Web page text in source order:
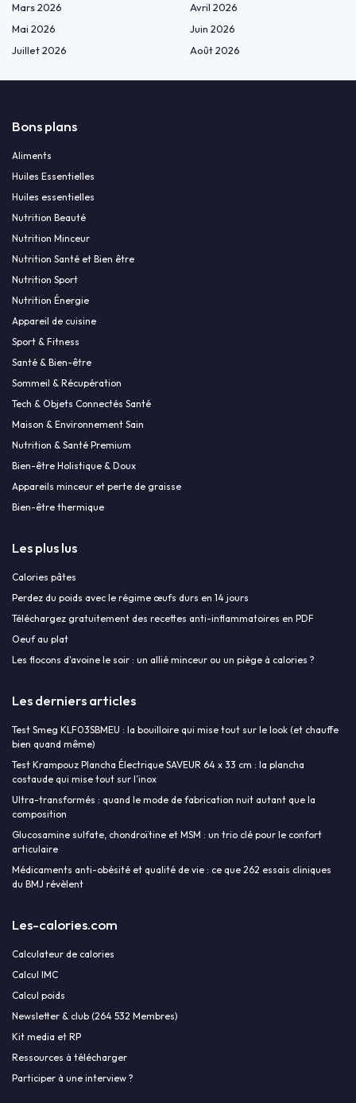
Mars 2026
Avril 2026
Mai 2026
Juin 2026
Juillet 2026
Août 2026
Bons plans
Aliments
Huiles Essentielles
Huiles essentielles
Nutrition Beauté
Nutrition Minceur
Nutrition Santé et Bien être
Nutrition Sport
Nutrition Énergie
Appareil de cuisine
Sport & Fitness
Santé & Bien-être
Sommeil & Récupération
Tech & Objets Connectés Santé
Maison & Environnement Sain
Nutrition & Santé Premium
Bien-être Holistique & Doux
Appareils minceur et perte de graisse
Bien-être thermique
Les plus lus
Calories pâtes
Perdez du poids avec le régime œufs durs en 14 jours
Téléchargez gratuitement des recettes anti-inflammatoires en PDF
Oeuf au plat
Les flocons d'avoine le soir : un allié minceur ou un piège à calories ?
Les derniers articles
Test Smeg KLF03SBMEU : la bouilloire qui mise tout sur le look (et chauffe
bien quand même)
Test Krampouz Plancha Électrique SAVEUR 64 x 33 cm : la plancha
costaude qui mise tout sur l’inox
Ultra-transformés : quand le mode de fabrication nuit autant que la
composition
Glucosamine sulfate, chondroïtine et MSM : un trio clé pour le confort
articulaire
Médicaments anti-obésité et qualité de vie : ce que 262 essais cliniques
du BMJ révèlent
Les-calories.com
Calculateur de calories
Calcul IMC
Calcul poids
Newsletter & club (264 532 Membres)
Kit media et RP
Ressources à télécharger
Participer à une interview ?